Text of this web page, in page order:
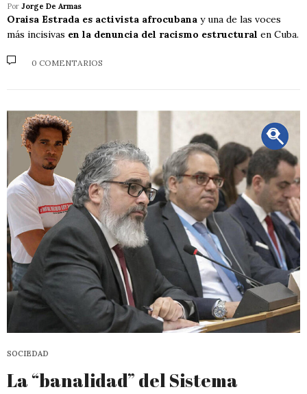
Por Jorge De Armas
Oraisa Estrada es activista afrocubana y una de las voces
más incisivas en la denuncia del racismo estructural en Cuba.
0 COMENTARIOS
SOCIEDAD
La “banalidad” del Sistema